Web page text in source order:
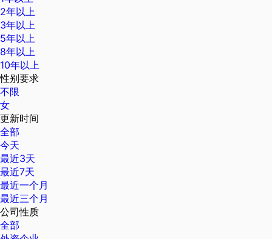
2年以上
3年以上
5年以上
8年以上
10年以上
性别要求
不限
女
更新时间
全部
今天
最近3天
最近7天
最近一个月
最近三个月
公司性质
全部